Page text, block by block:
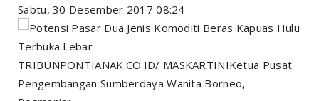
Sabtu, 30 Desember 2017 08:24
TRIBUNPONTIANAK.CO.ID/ MASKARTINIKetua Pusat
Pengembangan Sumberdaya Wanita Borneo,